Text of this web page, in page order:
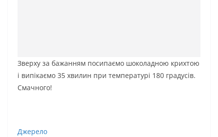
Зверху за бажанням посипаємо шоколадною крихтою
і випікаємо 35 хвилин при температурі 180 градусів.
Смачного!
Джерело